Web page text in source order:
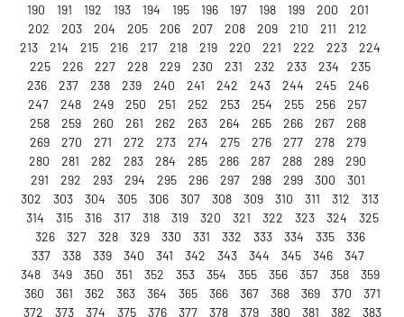
190
191 192 193 194 195 196 197 198 199 200
201
202
203 204 205 206 207 208 209 210 211
212
213
214 215 216 217 218 219 220 221 222 223
224
225
226 227 228 229 230 231 232 233 234
235
236
237 238 239 240 241 242 243 244 245
246
247
248 249 250 251 252 253 254 255 256
257
258
259 260 261 262 263 264 265 266 267
268
269
270 271 272 273 274 275 276 277 278
279
280
281 282 283 284 285 286 287 288 289
290
291
292 293 294 295 296 297 298 299 300
301
302
303 304 305 306 307 308 309 310 311 312
313
314
315 316 317 318 319 320 321 322 323 324
325
326
327 328 329 330 331 332 333 334 335
336
337
338 339 340 341 342 343 344 345 346
347
348
349 350 351 352 353 354 355 356 357 358
359
360
361 362 363 364 365 366 367 368 369 370
371
372
373 374 375 376 377 378 379 380 381 382
383